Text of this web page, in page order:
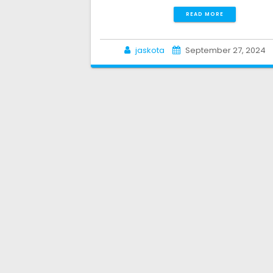
READ MORE
jaskota September 27, 2024